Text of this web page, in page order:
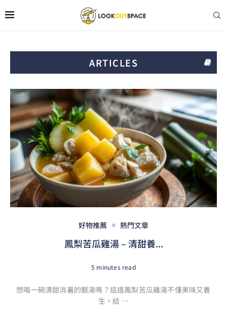
ARTICLES
好物推薦 熱門文章
鳳梨苦瓜雞湯 – 清甜養...
5 minutes read
想喝一碗清甜消暑的靚湯嗎？這道鳳梨苦瓜雞湯不僅美味又養
生，結 …